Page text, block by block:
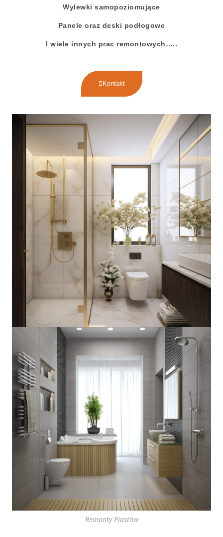
Wylewki samopoziomujące
Panele oraz deski podłogowe
I wiele innych prac remontowych…..
Kontakt
Remonty Piastów
Remonty Piastów